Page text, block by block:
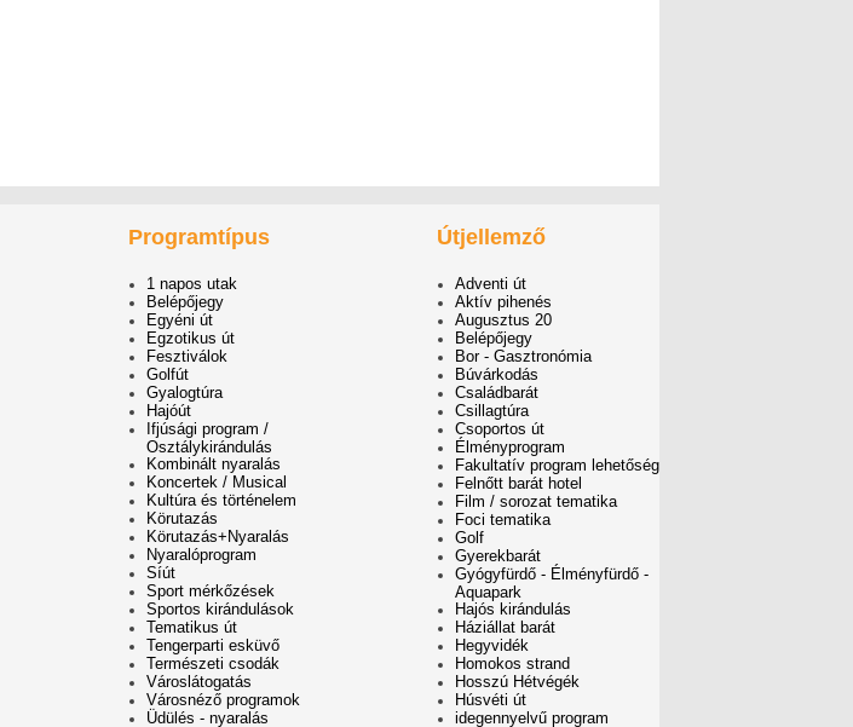
Programtípus
1 napos utak
Belépőjegy
Egyéni út
Egzotikus út
Fesztiválok
Golfút
Gyalogtúra
Hajóút
Ifjúsági program /
Osztálykirándulás
Kombinált nyaralás
Koncertek / Musical
Kultúra és történelem
Körutazás
Körutazás+Nyaralás
Nyaralóprogram
Síút
Sport mérkőzések
Sportos kirándulások
Tematikus út
Tengerparti esküvő
Természeti csodák
Városlátogatás
Városnéző programok
Üdülés - nyaralás
Útjellemző
Adventi út
Aktív pihenés
Augusztus 20
Belépőjegy
Bor - Gasztronómia
Búvárkodás
Családbarát
Csillagtúra
Csoportos út
Élményprogram
Fakultatív program lehetőség
Felnőtt barát hotel
Film / sorozat tematika
Foci tematika
Golf
Gyerekbarát
Gyógyfürdő - Élményfürdő -
Aquapark
Hajós kirándulás
Háziállat barát
Hegyvidék
Homokos strand
Hosszú Hétvégék
Húsvéti út
idegennyelvű program